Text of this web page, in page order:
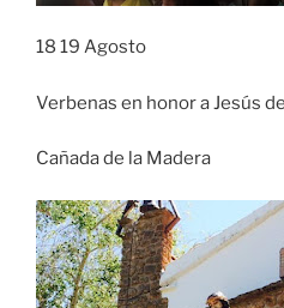
18 19 Agosto
Verbenas en honor a Jesús
Cañada de la Madera